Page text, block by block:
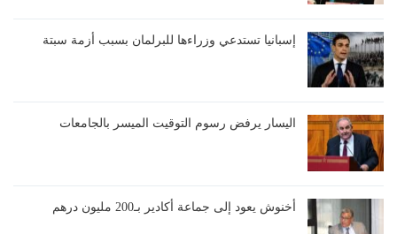
إسبانيا تستدعي وزراءها للبرلمان بسبب أزمة سبتة
اليسار يرفض رسوم التوقيت الميسر بالجامعات
أخنوش يعود إلى جماعة أكادير بـ200 مليون درهم